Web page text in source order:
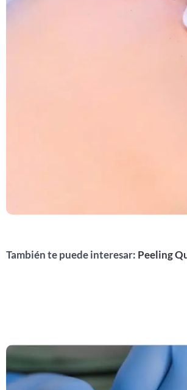
También te puede interesar: Peeling